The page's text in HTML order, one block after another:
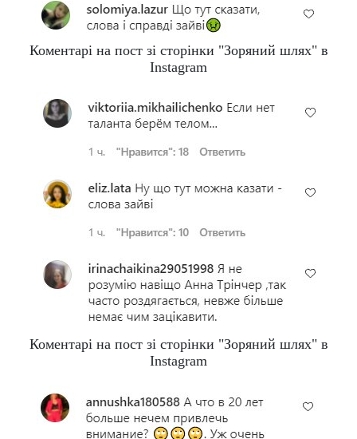
Коментарі на пост зі сторінки "Зоряний шлях" в
Instagram
Коментарі на пост зі сторінки "Зоряний шлях" в
Instagram